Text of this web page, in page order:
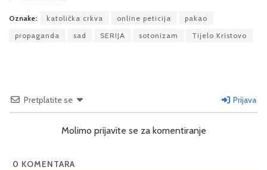
Oznake: katolička crkva online peticija
pakao
propaganda
sad SERIJA sotonizam Tijelo Kristovo
Pretplatite se Prijava
Molimo prijavite se za komentiranje
0 KOMENTARA